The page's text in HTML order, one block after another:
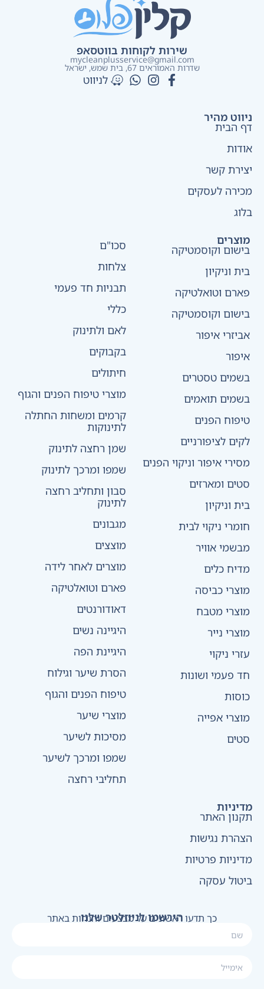
שירות לקוחות בווטסאפ
mycleanplusservice@gmail.com
שדרות האמוראים 67, בית שמש​, ישראל
לניווט
ניווט מהיר
דף הבית
אודות
יצירת קשר
מכירה לעסקים
בלוג
מוצרים
בישום וקוסמטיקה
בית וניקיון
פארם וטואלטיקה
בישום וקוסמטיקה
אביזרי איפור
איפור
בשמים טסטרים
בשמים תואמים
טיפוח הפנים
לקים לציפורניים
מסירי איפור וניקוי הפנים
סטים ומארזים
בית וניקיון
חומרי ניקוי לבית
מבשמי אוויר
מדיח כלים
מוצרי כביסה
מוצרי מטבח
מוצרי נייר
עזרי ניקוי
חד פעמי ושונות
כוסות
מוצרי אפייה
סטים
סכו"ם
צלחות
תבניות חד פעמי
כללי
לאם ולתינוק
בקבוקים
חיתולים
מוצרי טיפוח הפנים והגוף
קרמים ומשחות החתלה
לתינוקות
שמן רחצה לתינוק
שמפו ומרכך לתינוק
סבון ותחליב רחצה
לתינוק
מגבונים
מוצצים
מוצרים לאחר לידה
פארם וטואלטיקה
דאודורנטים
היגיינה נשים
היגיינת הפה
הסרת שיער וגילוח
טיפוח הפנים והגוף
מוצרי שיער
מסיכות לשיער
שמפו ומרכך לשיער
תחליבי רחצה
מדיניות
תקנון האתר
הצהרת נגישות
מדיניות פרטיות
ביטול עסקה
הירשמו לניוזלטר שלנו
כך תדעו ראשונים על מבצעים והנחות באתר